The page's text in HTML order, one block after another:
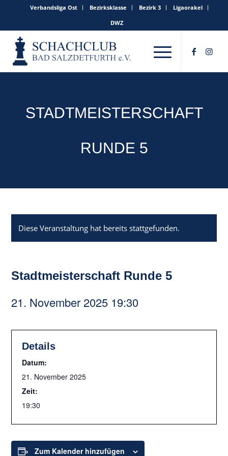
Verbandsliga Ost Bezirksklasse Bezirk 3
Ligaorakel
DWZ
STADTMEISTERSCHAFT
RUNDE 5
Diese Veranstaltung hat bereits stattgefunden.
Stadtmeisterschaft Runde 5
21. November 2025 19:30
Details
Datum:
21. November 2025
Zeit:
19:30
Zum Kalender hinzufügen